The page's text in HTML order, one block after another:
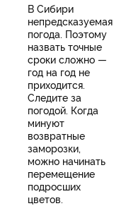
В Сибири
непредсказуемая
погода. Поэтому
назвать точные
сроки сложно —
год на год не
приходится.
Следите за
погодой. Когда
минуют
возвратные
заморозки,
можно начинать
перемещение
подросших
цветов.